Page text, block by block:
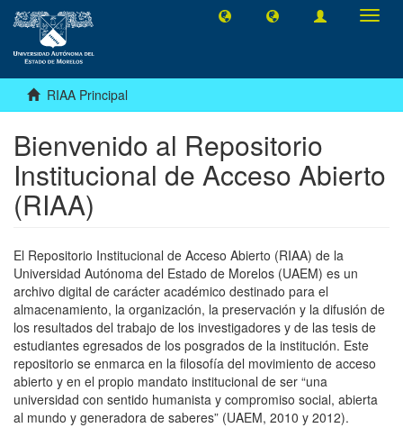
RIAA Principal
Bienvenido al Repositorio
Institucional de Acceso Abierto
(RIAA)
El Repositorio Institucional de Acceso Abierto (RIAA) de la
Universidad Autónoma del Estado de Morelos (UAEM) es un
archivo digital de carácter académico destinado para el
almacenamiento, la organización, la preservación y la difusión de
los resultados del trabajo de los investigadores y de las tesis de
estudiantes egresados de los posgrados de la institución. Este
repositorio se enmarca en la filosofía del movimiento de acceso
abierto y en el propio mandato institucional de ser “una
universidad con sentido humanista y compromiso social, abierta
al mundo y generadora de saberes” (UAEM, 2010 y 2012).